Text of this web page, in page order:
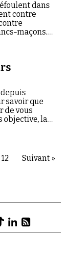
dans
contre
maçons.
savoir que
de vous
objective, la
12 Suivant »